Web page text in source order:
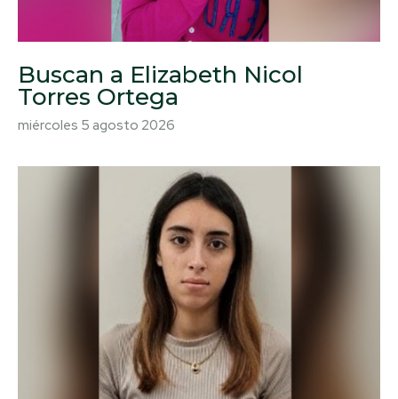
Buscan a Elizabeth Nicol
Torres Ortega
miércoles 5 agosto 2026